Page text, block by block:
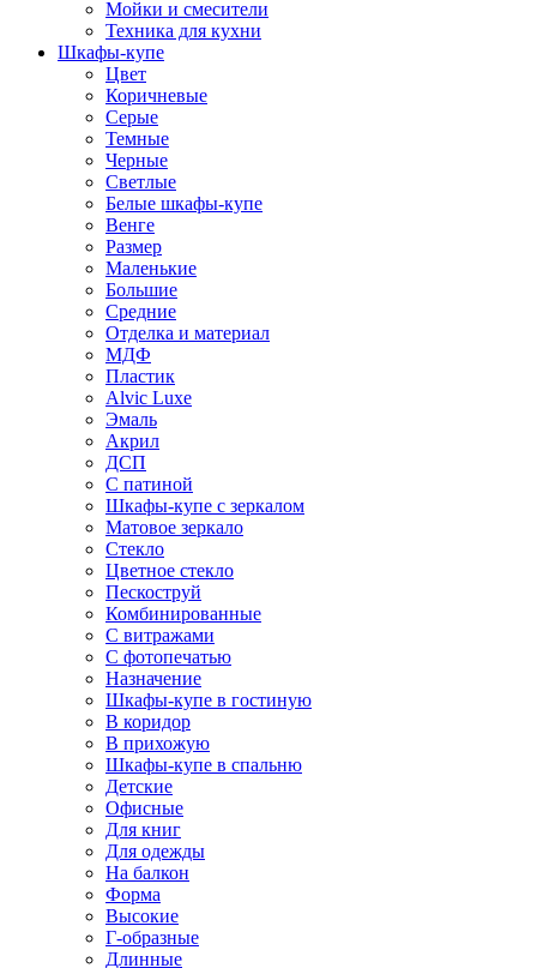
Мойки и смесители
Техника для кухни
Шкафы-купе
Цвет
Коричневые
Серые
Темные
Черные
Светлые
Белые шкафы-купе
Венге
Размер
Маленькие
Большие
Средние
Отделка и материал
МДФ
Пластик
Alvic Luxe
Эмаль
Акрил
ДСП
С патиной
Шкафы-купе с зеркалом
Матовое зеркало
Стекло
Цветное стекло
Пескоструй
Комбинированные
С витражами
С фотопечатью
Назначение
Шкафы-купе в гостиную
В коридор
В прихожую
Шкафы-купе в спальню
Детские
Офисные
Для книг
Для одежды
На балкон
Форма
Высокие
Г-образные
Длинные